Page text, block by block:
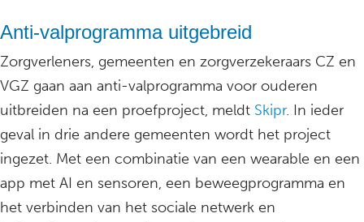
Anti-valprogramma uitgebreid
Zorgverleners, gemeenten en zorgverzekeraars CZ en
VGZ gaan aan anti-valprogramma voor ouderen
uitbreiden na een proefproject, meldt Skipr. In ieder
geval in drie andere gemeenten wordt het project
ingezet. Met een combinatie van een wearable en een
app met AI en sensoren, een beweegprogramma en
het verbinden van het sociale netwerk en